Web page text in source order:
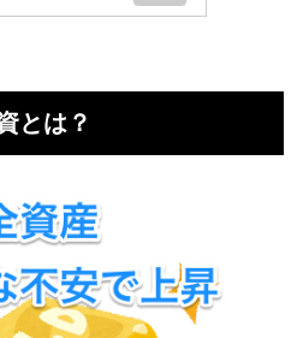
格の予想・長期見
とは？